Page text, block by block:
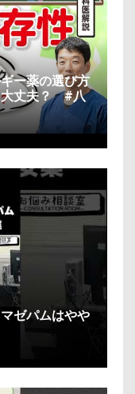
ー薬の選び方
大丈夫？ #八
ゼパムはやや